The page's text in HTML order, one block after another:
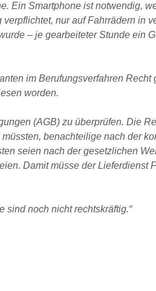
Ein Smartphone ist notwendig,
nur auf Fahrrädern in
– je gearbeiteter Stunde ein
im Berufungsverfahren Recht
worden.
(AGB) zu überprüfen. Die
benachteilige nach der
seien nach der gesetzlichen
Damit müsse der Lieferdienst
noch nicht rechtskräftig.“